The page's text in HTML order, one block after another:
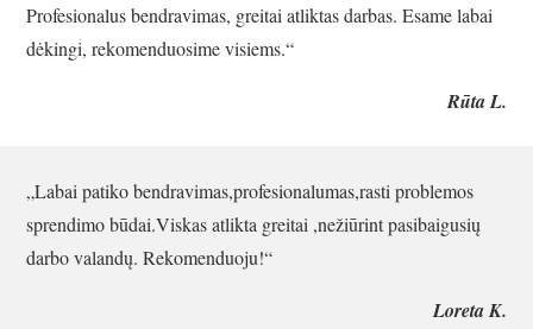
Profesionalus bendravimas, greitai atliktas darbas. Esame labai
dėkingi, rekomenduosime visiems.“
Rūta L.
„Labai patiko bendravimas,profesionalumas,rasti problemos
sprendimo būdai.Viskas atlikta greitai ,nežiūrint pasibaigusių
darbo valandų. Rekomenduoju!“
Loreta K.